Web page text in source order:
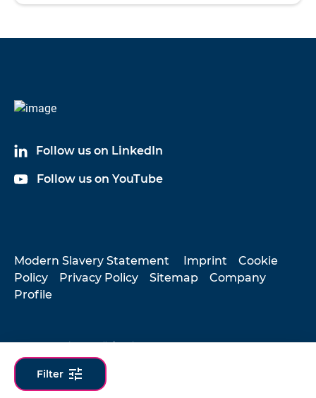
Filter tune
Zufallssignale.
Follow us on LinkedIn
Follow us on YouTube
Modern Slavery Statement Imprint
Cookie
Policy
Privacy Policy Sitemap
Company
Profile
© 2026 Hottinger Brüel & Kjær